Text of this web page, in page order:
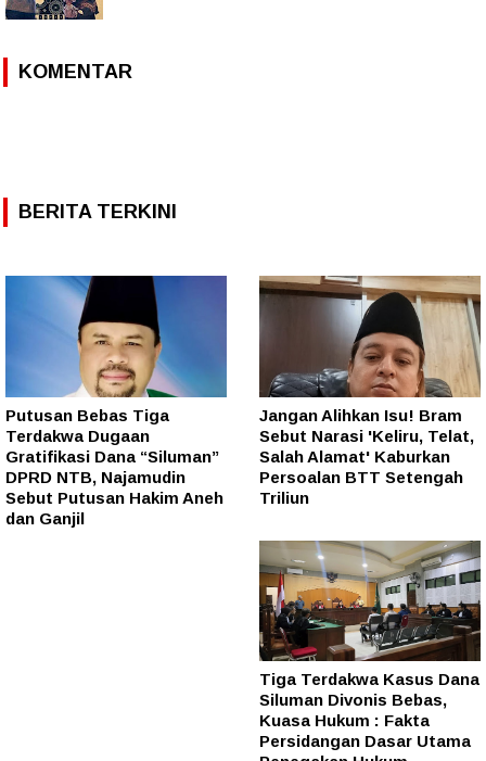
KOMENTAR
BERITA TERKINI
Putusan Bebas Tiga
Terdakwa Dugaan
Gratifikasi Dana “Siluman”
DPRD NTB, Najamudin
Sebut Putusan Hakim Aneh
dan Ganjil
Jangan Alihkan Isu! Bram
Sebut Narasi 'Keliru, Telat,
Salah Alamat' Kaburkan
Persoalan BTT Setengah
Triliun
Tiga Terdakwa Kasus Dana
Siluman Divonis Bebas,
Kuasa Hukum : Fakta
Persidangan Dasar Utama